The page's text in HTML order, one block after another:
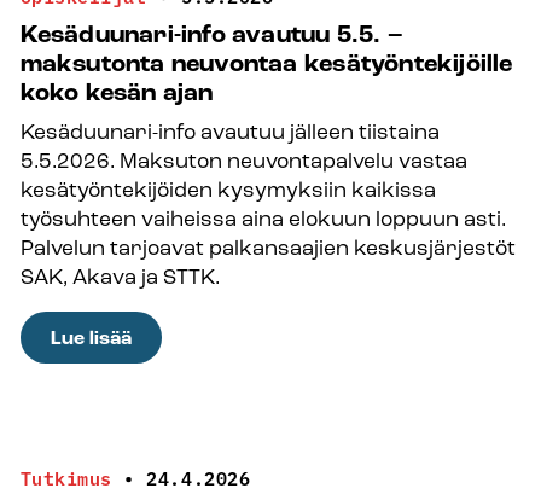
kirkon
tulevaisuus
Kesäduunari-info avautuu 5.5. –
maksutonta neuvontaa kesätyöntekijöille
koko kesän ajan
Kesäduunari-info avautuu jälleen tiistaina
5.5.2026. Maksuton neuvontapalvelu vastaa
kesätyöntekijöiden kysymyksiin kaikissa
työsuhteen vaiheissa aina elokuun loppuun asti.
Palvelun tarjoavat palkansaajien keskusjärjestöt
SAK, Akava ja STTK.
Lue lisää:
Kesäduunari-
Tutkimus • 24.4.2026